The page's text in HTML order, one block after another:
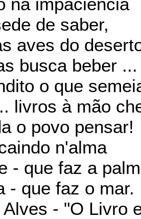
de saber,
aves do
busca beber ...
o que
livros à mão
o povo pensar!
n'alma
- que faz a
- que faz o mar.
- "O Livro